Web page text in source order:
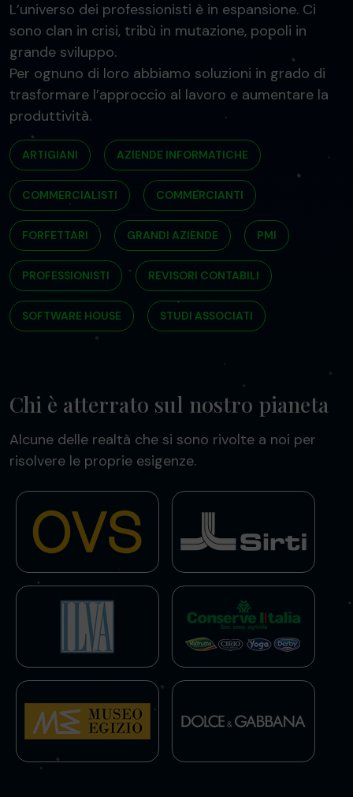
ARTIGIANI AZIENDE INFORMATICHE
COMMERCIALISTI COMMERCIANTI
FORFETTARI GRANDI AZIENDE PMI
PROFESSIONISTI REVISORI CONTABILI
SOFTWARE HOUSE STUDI ASSOCIATI
L’universo dei professionisti è in espansione. Ci
sono clan in crisi, tribù in mutazione, popoli in
grande sviluppo.
Per ognuno di loro abbiamo soluzioni in grado di
trasformare l’approccio al lavoro e aumentare la
produttività.
Chi è atterrato sul nostro pianeta
Alcune delle realtà che si sono rivolte a noi per
risolvere le proprie esigenze.